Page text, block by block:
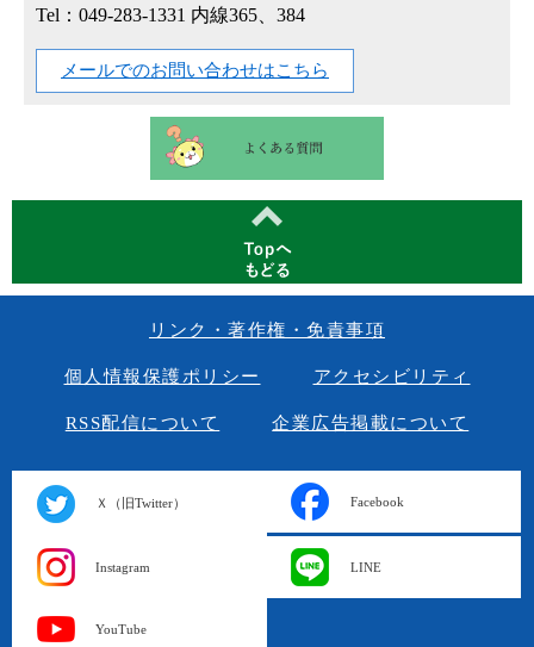
Tel：049-283-1331 内線365、384
メールでのお問い合わせはこちら
リンク・著作権・免責事項
個人情報保護ポリシー アクセシビリティ
RSS配信について 企業広告掲載について
Ｘ（旧Twitter） Facebook
Instagram LINE
YouTube